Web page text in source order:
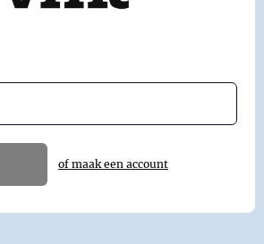
of maak een account